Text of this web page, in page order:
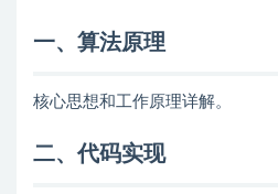
一、算法原理
核心思想和工作原理详解。
二、代码实现